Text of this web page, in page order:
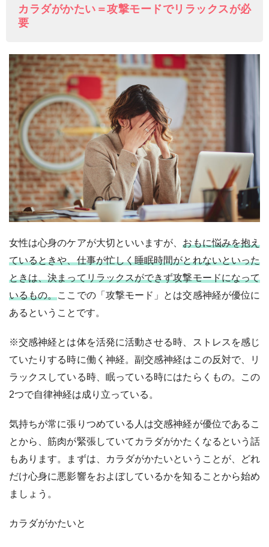
カラダがかたい＝攻撃モードでリラックスが必
要
女性は心身のケアが大切といいますが、おもに悩みを抱え
ているときや、仕事が忙しく睡眠時間がとれないといった
ときは、決まってリラックスができず攻撃モードになって
いるもの。ここでの「攻撃モード」とは交感神経が優位に
あるということです。
※交感神経とは体を活発に活動させる時、ストレスを感じ
ていたりする時に働く神経。副交感神経はこの反対で、リ
ラックスしている時、眠っている時にはたらくもの。この
2つで自律神経は成り立っている。
気持ちが常に張りつめている人は交感神経が優位であるこ
とから、筋肉が緊張していてカラダがかたくなるという話
もあります。まずは、カラダがかたいということが、どれ
だけ心身に悪影響をおよぼしているかを知ることから始め
ましょう。
カラダがかたいと